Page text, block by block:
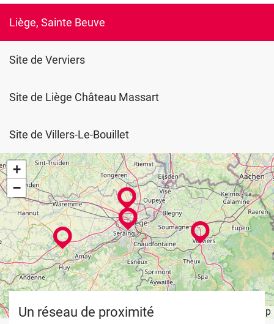
+
−
OpenStreetMap
Un réseau de proximité
Liège, Sainte Beuve
Site de Verviers
Site de Liège Château Massart
Site de Villers-Le-Bouillet